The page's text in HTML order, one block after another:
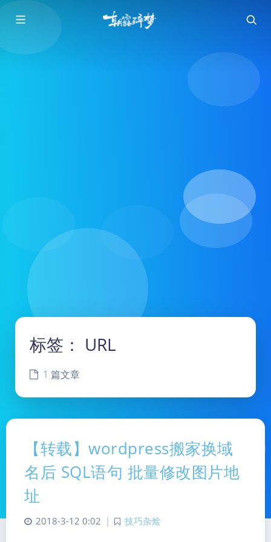
标签： URL
1 篇文章
【转载】wordpress搬家换域
名后 SQL语句 批量修改图片地
址
2018-3-12 0:02 | 技巧杂烩